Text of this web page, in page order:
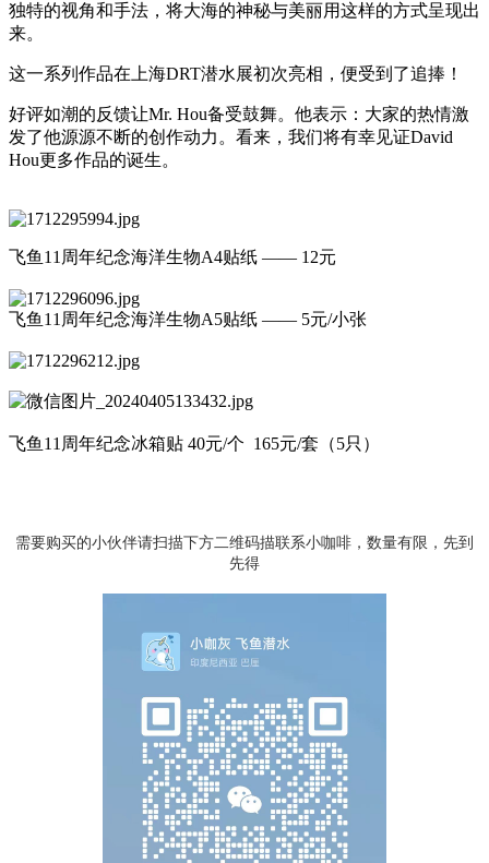
独特的视角和手法，将大海的神秘与美丽用这样的方式呈现出
来。
这一系列作品在上海DRT潜水展初次亮相，便受到了追捧！
好评如潮的反馈让Mr. Hou备受鼓舞。他表示：大家的热情激
发了他源源不断的创作动力。看来，我们将有幸见证David
Hou更多作品的诞生。
飞鱼11周年纪念海洋生物A4贴纸 —— 12元
飞鱼11周年纪念海洋生物A5贴纸 —— 5元/小张
飞鱼11周年纪念冰箱贴 40元/个 165元/套（5只）
需要购买的小伙伴请扫描下方二维码描联系小咖啡，数量有限，先到
先得